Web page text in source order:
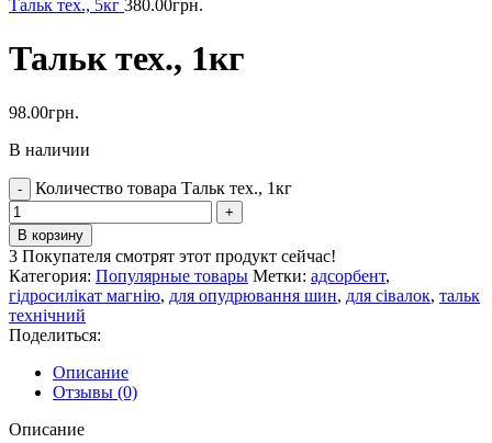
Тальк тех., 5кг 380.00грн.
Тальк тех., 1кг
98.00грн.
В наличии
Количество товара Тальк тех., 1кг
В корзину
3 Покупателя смотрят этот продукт сейчас!
Категория: Популярные товары Метки: адсорбент,
гідросилікат магнію, для опудрювання шин, для сівалок, тальк
технічний
Поделиться:
Описание
Отзывы (0)
Описание